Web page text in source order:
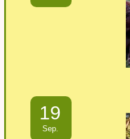
19
Sep.